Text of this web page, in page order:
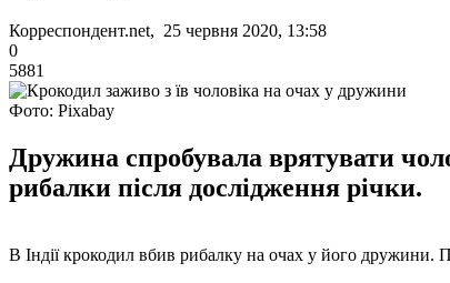
Корреспондент.net, 25 червня 2020, 13:58
0
5881
Фото: Pixabay
Дружина спробувала врятувати
рибалки після дослідження річки.
В Індії крокодил вбив рибалку на очах у його дружини.